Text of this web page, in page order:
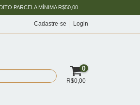
PARCELA MÍNIMA R$50,00
Cadastre-se Login
0
R$0,00